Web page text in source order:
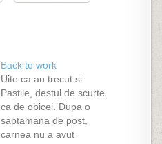
Back to work
Uite ca au trecut si
Pastile, destul de scurte
ca de obicei. Dupa o
saptamana de post,
carnea nu a avut